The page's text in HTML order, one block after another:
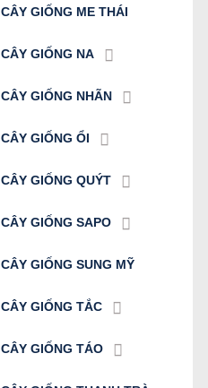
CÂY GIỐNG ME THÁI
CÂY GIỐNG NA
CÂY GIỐNG NHÃN
CÂY GIỐNG ỔI
CÂY GIỐNG QUÝT
CÂY GIỐNG SAPO
CÂY GIỐNG SUNG MỸ
CÂY GIỐNG TẮC
CÂY GIỐNG TÁO